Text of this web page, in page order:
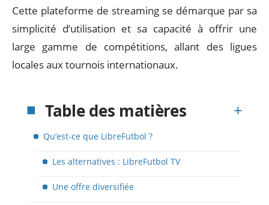
Cette plateforme de streaming se démarque par sa
simplicité d’utilisation et sa capacité à offrir une
large gamme de compétitions, allant des ligues
locales aux tournois internationaux.
Table des matières
Qu’est-ce que LibreFutbol ?
Les alternatives : LibreFutbol TV
Une offre diversifiée